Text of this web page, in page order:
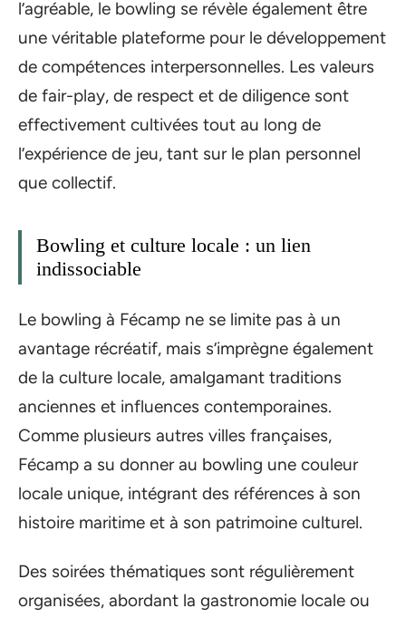
l’agréable, le bowling se révèle également être
une véritable plateforme pour le développement
de compétences interpersonnelles. Les valeurs
de fair-play, de respect et de diligence sont
effectivement cultivées tout au long de
l’expérience de jeu, tant sur le plan personnel
que collectif.
Bowling et culture locale : un lien
indissociable
Le bowling à Fécamp ne se limite pas à un
avantage récréatif, mais s’imprègne également
de la culture locale, amalgamant traditions
anciennes et influences contemporaines.
Comme plusieurs autres villes françaises,
Fécamp a su donner au bowling une couleur
locale unique, intégrant des références à son
histoire maritime et à son patrimoine culturel.
Des soirées thématiques sont régulièrement
organisées, abordant la gastronomie locale ou